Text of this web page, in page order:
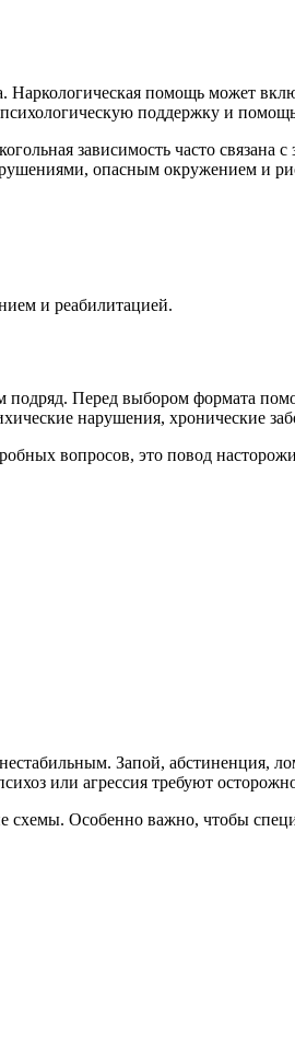
помощь может
поддержку и
зависимость часто
опасным окружением и
и реабилитацией.
Перед выбором формата
нарушения, хронические
вопросов, это повод
Запой, абстиненция,
или агрессия требуют
Особенно важно, чтобы